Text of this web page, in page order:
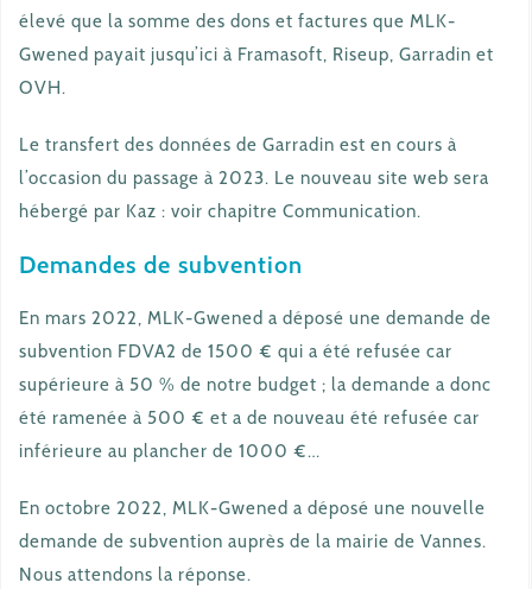
élevé que la somme des dons et factures que MLK-
Gwened payait jusqu’ici à Framasoft, Riseup, Garradin et
OVH.
Le transfert des données de Garradin est en cours à
l’occasion du passage à 2023. Le nouveau site web sera
hébergé par Kaz : voir chapitre Communication.
Demandes de subvention
En mars 2022, MLK-Gwened a déposé une demande de
subvention FDVA2 de 1500 € qui a été refusée car
supérieure à 50 % de notre budget ; la demande a donc
été ramenée à 500 € et a de nouveau été refusée car
inférieure au plancher de 1000 €…
En octobre 2022, MLK-Gwened a déposé une nouvelle
demande de subvention auprès de la mairie de Vannes.
Nous attendons la réponse.